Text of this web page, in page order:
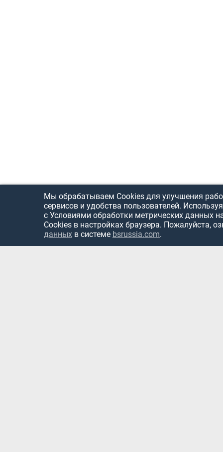
Мы обрабатываем Cookies для улучшения
сервисов и удобства пользователей.
с Условиями обработки метрических данных
Cookies в настройках браузера. Пожалуйста,
данных в системе bsrussia.com.